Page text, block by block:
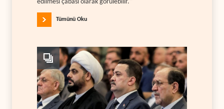
edilmesi çabası olarak görülebilir."
Tümünü Oku